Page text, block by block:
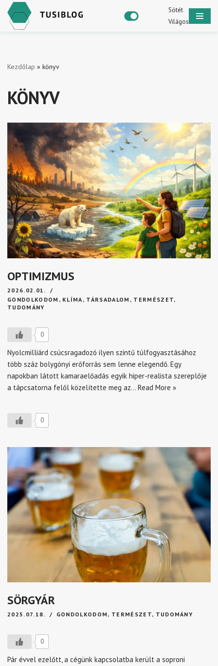
Skip
Sötét
Világos
Kezdőlap » könyv
KÖNYV
OPTIMIZMUS
2026.02.01.
GONDOLKODOM , KLÍMA , TÁRSADALOM , TERMÉSZET,
TUDOMÁNY
0
Nyolcmilliárd csúcsragadozó ilyen szintű túlfogyasztásához
több száz bolygónyi erőforrás sem lenne elegendő. Egy
napokban látott kamaraelőadás egyik hiper-realista szereplője
a tápcsatorna felől közelítette meg az… Read More »
0
SÖRGYÁR
2025.07.18. GONDOLKODOM , TERMÉSZET, TUDOMÁNY
0
Pár évvel ezelőtt, a cégünk kapcsolatba került a soproni